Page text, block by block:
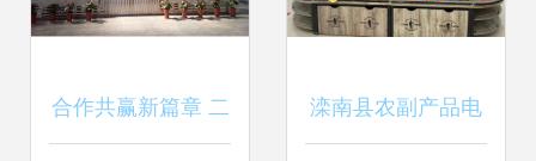
合作共赢新篇章 二 滦南县农副产品电